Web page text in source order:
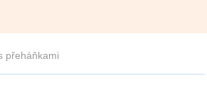
přeháňkami